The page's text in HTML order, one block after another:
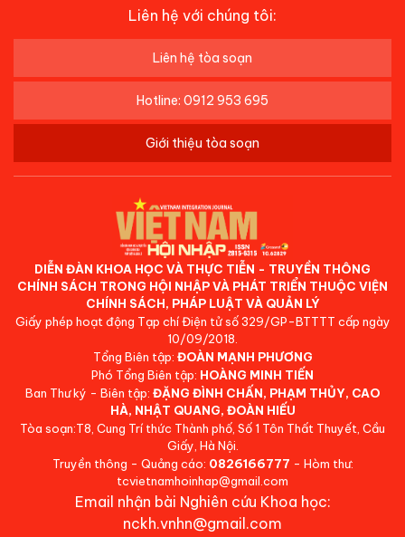
Liên hệ với chúng tôi:
Liên hệ tòa soạn
Hotline: 0912 953 695
Giới thiệu tòa soạn
DIỄN ĐÀN KHOA HỌC VÀ THỰC TIỄN - TRUYỀN THÔNG
CHÍNH SÁCH TRONG HỘI NHẬP VÀ PHÁT TRIỂN THUỘC VIỆN
CHÍNH SÁCH, PHÁP LUẬT VÀ QUẢN LÝ
Giấy phép hoạt động Tạp chí Điện tử số 329/GP-BTTTT cấp ngày
10/09/2018.
Tổng Biên tập: ĐOÀN MẠNH PHƯƠNG
Phó Tổng Biên tập: HOÀNG MINH TIẾN
Ban Thư ký - Biên tập: ĐẶNG ĐÌNH CHẤN, PHẠM THỦY, CAO
HÀ, NHẬT QUANG, ĐOÀN HIẾU
Tòa soạn:T8, Cung Trí thức Thành phố, Số 1 Tôn Thất Thuyết, Cầu
Giấy, Hà Nội.
Truyền thông - Quảng cáo: 0826166777 - Hòm thư:
tcvietnamhoinhap@gmail.com
Email nhận bài Nghiên cứu Khoa học:
nckh.vnhn@gmail.com